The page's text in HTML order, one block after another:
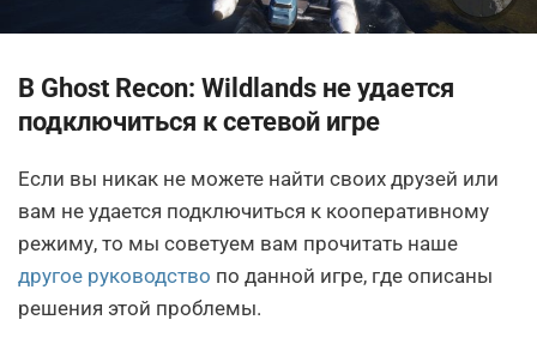
В Ghost Recon: Wildlands не удается
подключиться к сетевой игре
Если вы никак не можете найти своих друзей или
вам не удается подключиться к кооперативному
режиму, то мы советуем вам прочитать наше
другое руководство по данной игре, где описаны
решения этой проблемы.